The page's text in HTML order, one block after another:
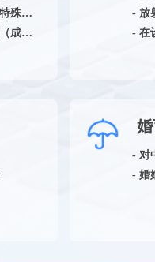
- 参保人员因病、特殊工种提前退休领取基本养老保险待遇资格确认
- 社会保障卡申领（成年人）